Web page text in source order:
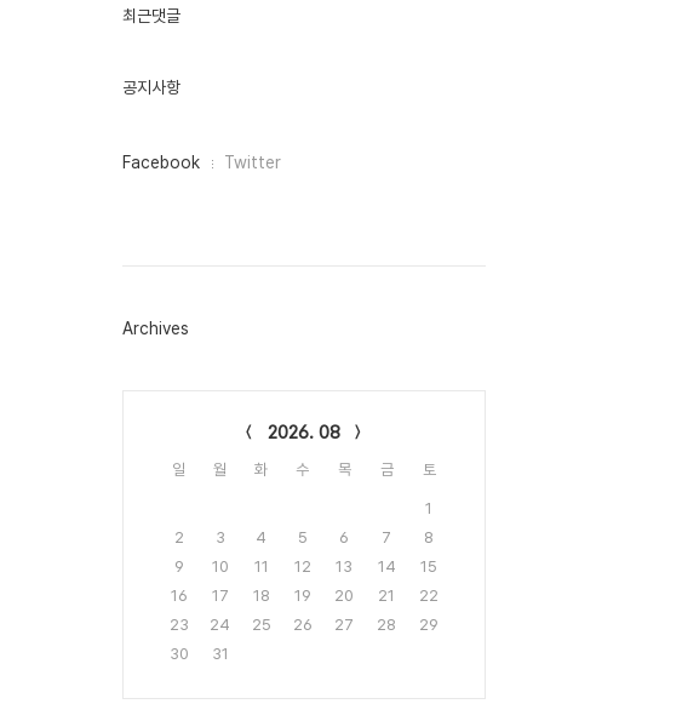
인
최근댓글
공지사항
페
그
Facebook Twitter
Archives
2026. 08
일 월 화 수 목 금 토
1
2
3 4 5 6 7
8
9
10 11 12 13 14
15
16
17 18 19 20 21
22
23
24 25 26 27 28
29
30
31